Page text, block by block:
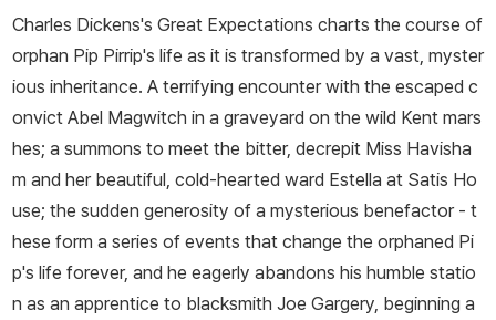
는 학업을 중단하게 되고 구두약 공장에 보내진다. 소설을 즐겨 읽고
꿈 많던 소년 디킨스는 공부할 기회를 박탈당한 채 가난한 아이들 틈
에 끼어 일해야 하는 상황에 깊이 상처를 입었다. 디킨스에게 심리적
상처를 남긴 이 경험은, 그러나 작가로서는 유익한 경험이었다. 당시
의 산업혁명 시대에는 열 살도 채 안 된 수많은 어린이들이 산업 현장
으로 내몰렸다. 가장 역할을 하면서 학대받고 방치된 어린이들의 고
통에 특히 민감했던 디킨스의 작품에는 이러한 아이들이 많이 등장한
다. 런던의 영세민 속에서 일한 경험이 있는 디킨스는 소설사상 처음
으로 도시의 빈민들을 소설 속에 등장시킨다. 어린 시절 경험은 도시
빈민을 주인공으로 등장시킴으로써 사회 계급 전체가 예술적 위엄을
Charles Dickens's Great Expectations charts the course of
orphan Pip Pirrip's life as it is transformed by a vast, myster
ious inheritance. A terrifying encounter with the escaped c
onvict Abel Magwitch in a graveyard on the wild Kent mars
hes; a summons to meet the bitter, decrepit Miss Havisha
m and her beautiful, cold-hearted ward Estella at Satis Ho
use; the sudden generosity of a mysterious benefactor - t
hese form a series of events that change the orphaned Pi
p's life forever, and he eagerly abandons his humble statio
n as an apprentice to blacksmith Joe Gargery, beginning a